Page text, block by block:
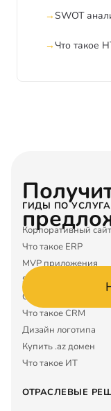
SWOT
Что такое
ГИДЫ ПО
Корпоративный сайт
Что такое ERP
MVP приложения
SEO услуги
Google Maps
Что такое CRM
Дизайн логотипа
Купить .az домен
Что такое ИТ
ОТРАСЛЕВЫЕ